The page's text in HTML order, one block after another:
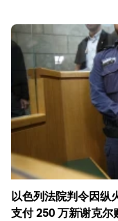
以色列法院判令因纵
支付 250 万新谢克尔